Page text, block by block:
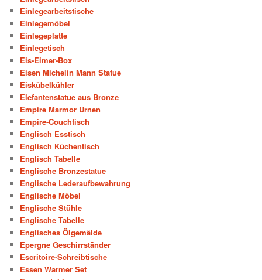
Einlegearbeitstische
Einlegemöbel
Einlegeplatte
Einlegetisch
Eis-Eimer-Box
Eisen Michelin Mann Statue
Eiskübelkühler
Elefantenstatue aus Bronze
Empire Marmor Urnen
Empire-Couchtisch
Englisch Esstisch
Englisch Küchentisch
Englisch Tabelle
Englische Bronzestatue
Englische Lederaufbewahrung
Englische Möbel
Englische Stühle
Englische Tabelle
Englisches Ölgemälde
Epergne Geschirrständer
Escritoire-Schreibtische
Essen Warmer Set